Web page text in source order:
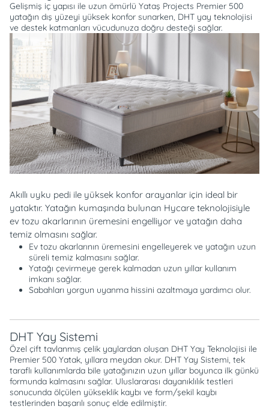
Gelişmiş iç yapısı ile uzun ömürlü Yataş Projects Premier 500
yatağın dış yüzeyi yüksek konfor sunarken, DHT yay teknolojisi
ve destek katmanları vücudunuza doğru desteği sağlar.
Akıllı uyku pedi ile yüksek konfor arayanlar için ideal bir
yataktır. Yatağın kumaşında bulunan Hycare teknolojisiyle
ev tozu akarlarının üremesini engelliyor ve yatağın daha
temiz olmasını sağlar.
Ev tozu akarlarının üremesini engelleyerek ve yatağın uzun
süreli temiz kalmasını sağlar.
Yatağı çevirmeye gerek kalmadan uzun yıllar kullanım
imkanı sağlar.
Sabahları yorgun uyanma hissini azaltmaya yardımcı olur.
DHT Yay Sistemi
Özel çift tavlanmış çelik yaylardan oluşan DHT Yay Teknolojisi ile
Premier 500 Yatak, yıllara meydan okur. DHT Yay Sistemi, tek
taraflı kullanımlarda bile yatağınızın uzun yıllar boyunca ilk günkü
formunda kalmasını sağlar. Uluslararası dayanıklılık testleri
sonucunda ölçülen yükseklik kaybı ve form/şekil kaybı
testlerinden başarılı sonuç elde edilmiştir.